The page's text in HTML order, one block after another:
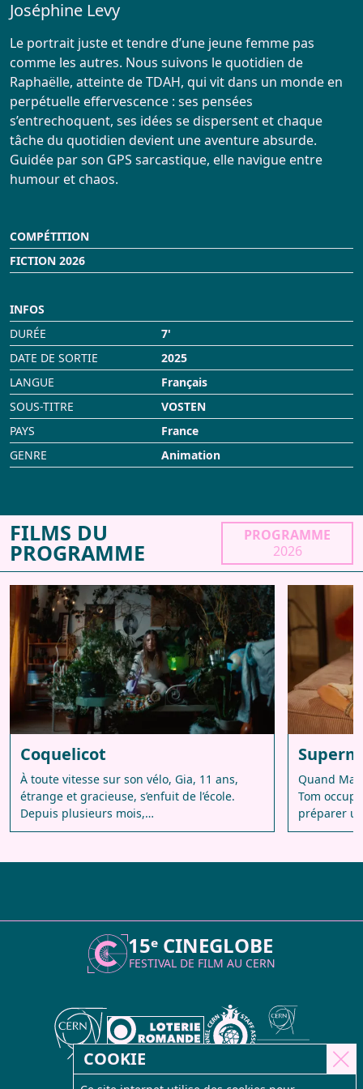
Joséphine Levy
Le portrait juste et tendre d’une jeune femme pas
comme les autres. Nous suivons le quotidien de
Raphaëlle, atteinte de TDAH, qui vit dans un monde en
perpétuelle effervescence : ses pensées
s’entrechoquent, ses idées se dispersent et chaque
tâche du quotidien devient une aventure absurde.
Guidée par son GPS sarcastique, elle navigue entre
humour et chaos.
COMPÉTITION
FICTION 2026
INFOS
DURÉE
7'
DATE DE SORTIE
2025
LANGUE
Français
SOUS-TITRE
VOSTEN
PAYS
France
GENRE
Animation
FILMS DU
PROGRAMME
PROGRAMME
2026
Coquelicot
À toute vitesse sur son vélo, Gia, 11 ans,
étrange et gracieuse, s’enfuit de l’école.
Depuis plusieurs mois,…
Quand
Tom
préparer
15ᵉ CINEGLOBE
FESTIVAL DE FILM AUCERN
Infos Pratiques
Réservation
COOKIE